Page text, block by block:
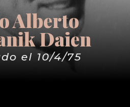
Alberto
Daien
el 10/4/75